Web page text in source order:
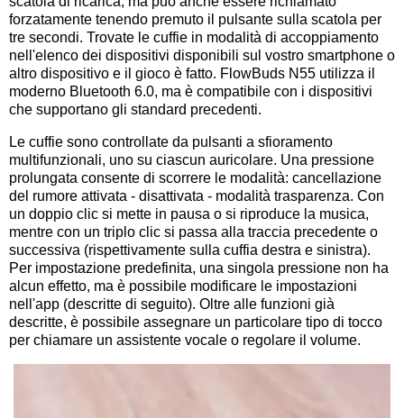
forzatamente tenendo premuto il pulsante sulla scatola per
tre secondi. Trovate le cuffie in modalità di accoppiamento
nell'elenco dei dispositivi disponibili sul vostro smartphone o
altro dispositivo e il gioco è fatto. FlowBuds N55 utilizza il
moderno Bluetooth 6.0, ma è compatibile con i dispositivi
che supportano gli standard precedenti.
Le cuffie sono controllate da pulsanti a sfioramento
multifunzionali, uno su ciascun auricolare. Una pressione
prolungata consente di scorrere le modalità: cancellazione
del rumore attivata - disattivata - modalità trasparenza. Con
un doppio clic si mette in pausa o si riproduce la musica,
mentre con un triplo clic si passa alla traccia precedente o
successiva (rispettivamente sulla cuffia destra e sinistra).
Per impostazione predefinita, una singola pressione non ha
alcun effetto, ma è possibile modificare le impostazioni
nell'app (descritte di seguito). Oltre alle funzioni già
descritte, è possibile assegnare un particolare tipo di tocco
per chiamare un assistente vocale o regolare il volume.